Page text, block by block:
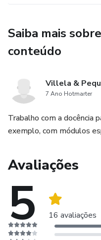
Saiba mais
conteúdo
Villela &
7 Ano Hotmarter
Trabalho com a docência
exemplo, com módulos
Avaliações
5 16 avaliações